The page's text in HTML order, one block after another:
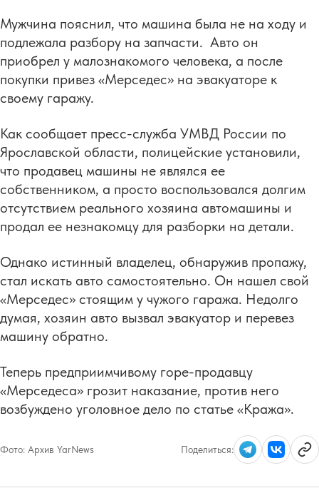
Мужчина пояснил, что машина была не на ходу и
подлежала разбору на запчасти. Авто он
приобрел у малознакомого человека, а после
покупки привез «Мерседес» на эвакуаторе к
своему гаражу.
Как сообщает пресс-служба УМВД России по
Ярославской области, полицейские установили,
что продавец машины не являлся ее
собственником, а просто воспользовался долгим
отсутствием реального хозяина автомашины и
продал ее незнакомцу для разборки на детали.
Однако истинный владелец, обнаружив пропажу,
стал искать авто самостоятельно. Он нашел свой
«Мерседес» стоящим у чужого гаража. Недолго
думая, хозяин авто вызвал эвакуатор и перевез
машину обратно.
Теперь предприимчивому горе-продавцу
«Мерседеса» грозит наказание, против него
возбуждено уголовное дело по статье «Кража».
Фото: Архив YarNews Поделиться: